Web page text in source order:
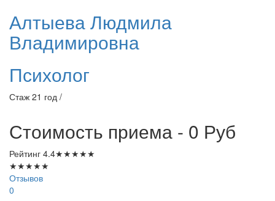
АлтыеваЛюдмила
Владимировна
Психолог
Стаж 21 год /
Стоимость приема - 0 Руб
Рейтинг 4.4★★★★★
★★★★★
Отзывов
0